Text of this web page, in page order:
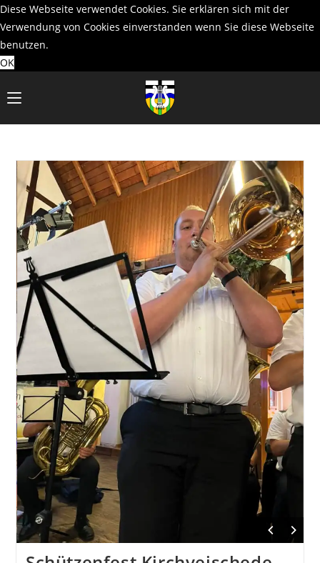
Diese Webseite verwendet Cookies. Sie erklären sich mit der
Verwendung von Cookies einverstanden wenn Sie diese Webseite
benutzen.
OK
Inhalt